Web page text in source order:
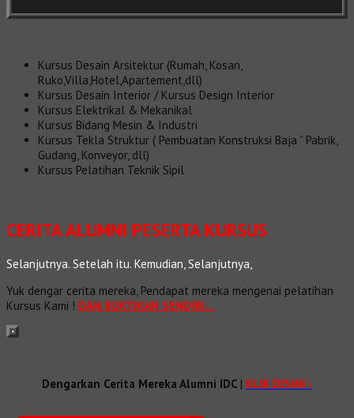
Kursus Desain Arsitektur (Rumah, Kosan,
Ruko,Villa,Hotel,Apartement,dll)
Kursus Desain Interior / Kursus Design Interior
Kursus Elektrikal & Mekanikal
Kursus Bidang Mesin & Industri
Kursus Tekla Struktur ( Pembuatan Konstruksi Baja ” Pabrik,
Gudang, Konveyor, dll)
Kursus Pelatihan Teknik Sipil
CERITA ALUMNI PESERTA KURSUS
Selanjutnya. Setelah itu. Kemudian, Selanjutnya,
Yuk dengar cerita mereka, Pendapat mereka mengenai pelatihan
Kursus Kami ! DAN BUKTIKAN SENDIRI…
Dengarkan Cerita Mereka Alumni IDC | KLIK DISINI ›